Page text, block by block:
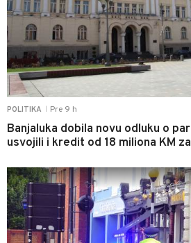
POLITIKA Pre 9 h
Banjaluka dobila novu odluku o
usvojili i kredit od 18 miliona KM